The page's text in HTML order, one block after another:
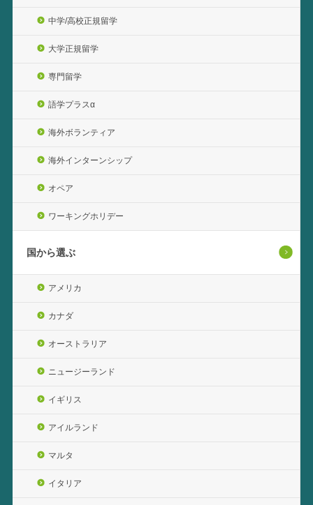
中学/高校正規留学
大学正規留学
専門留学
語学プラスα
海外ボランティア
海外インターンシップ
オペア
ワーキングホリデー
国から選ぶ
アメリカ
カナダ
オーストラリア
ニュージーランド
イギリス
アイルランド
マルタ
イタリア